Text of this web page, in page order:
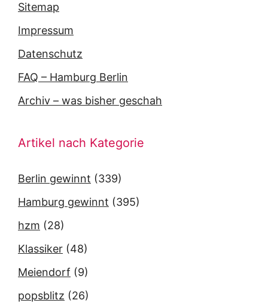
Sitemap
Impressum
Datenschutz
FAQ – Hamburg Berlin
Archiv – was bisher geschah
Artikel nach Kategorie
Berlin gewinnt (339)
Hamburg gewinnt (395)
hzm (28)
Klassiker (48)
Meiendorf (9)
popsblitz (26)